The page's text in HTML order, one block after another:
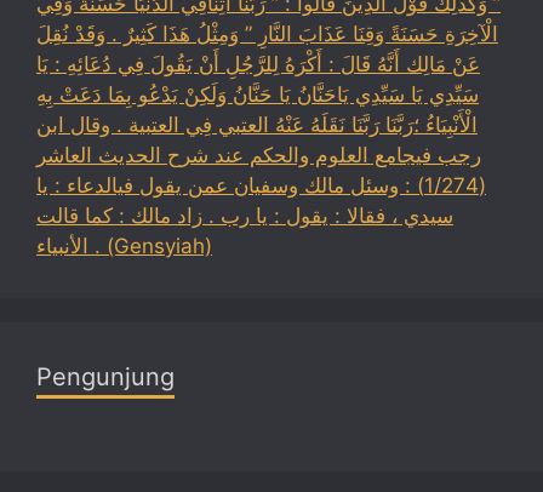
الْآخِرَةِ حَسَنَةً وَقِنَا عَذَابَ النَّارِ ” وَمِثْلُ هَذَا كَثِيرٌ . وَقَدْ نُقِلَ
عَنْ مَالِك أَنَّهُ قَالَ : أَكْرَهُ لِلرَّجُلِ أَنْ يَقُولَ فِي دُعَائِهِ : يَا
سَيِّدِي يَا سَيِّدِي يَاحَنَّانُ يَا حَنَّانُ وَلَكِنْ يَدْعُو بِمَا دَعَتْ بِهِ
الْأَنْبِيَاءُ ؛رَبَّنَا رَبَّنَا نَقَلَهُ عَنْهُ العتبي فِي العتبية . وقال ابن
رجب فيجامع العلوم والحكم عند شرح الحديث العاشر
(1/274) : وسئل مالك وسفيان عمن يقول فيالدعاء : يا
سيدي ، فقالا : يقول : يا رب . زاد مالك : كما قالت
الأنبياء . (Gensyiah)
Pengunjung